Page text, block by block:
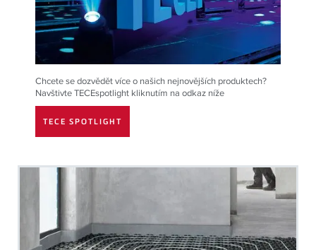
Chcete se dozvědět více o našich nejnovějších produktech?
Navštivte TECEspotlight kliknutím na odkaz níže
TECE SPOTLIGHT